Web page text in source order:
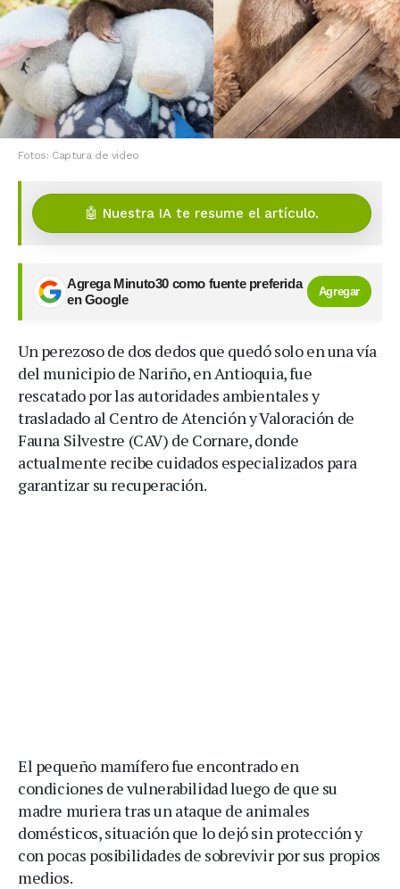
Fotos: Captura de video
🤖 Nuestra IA te resume el artículo.
Agrega Minuto30 como fuente preferida
en Google
Agregar
Un perezoso de dos dedos que quedó solo en una vía
del municipio de Nariño, en Antioquia, fue
rescatado por las autoridades ambientales y
trasladado al Centro de Atención y Valoración de
Fauna Silvestre (CAV) de Cornare, donde
actualmente recibe cuidados especializados para
garantizar su recuperación.
El pequeño mamífero fue encontrado en
condiciones de vulnerabilidad luego de que su
madre muriera tras un ataque de animales
domésticos, situación que lo dejó sin protección y
con pocas posibilidades de sobrevivir por sus propios
medios.